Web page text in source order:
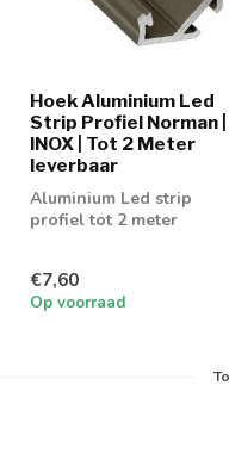
Hoek Aluminium Led
Strip Profiel Norman |
INOX | Tot 2 Meter
leverbaar
Aluminium Led strip
profiel tot 2 meter
€7,60
Op voorraad